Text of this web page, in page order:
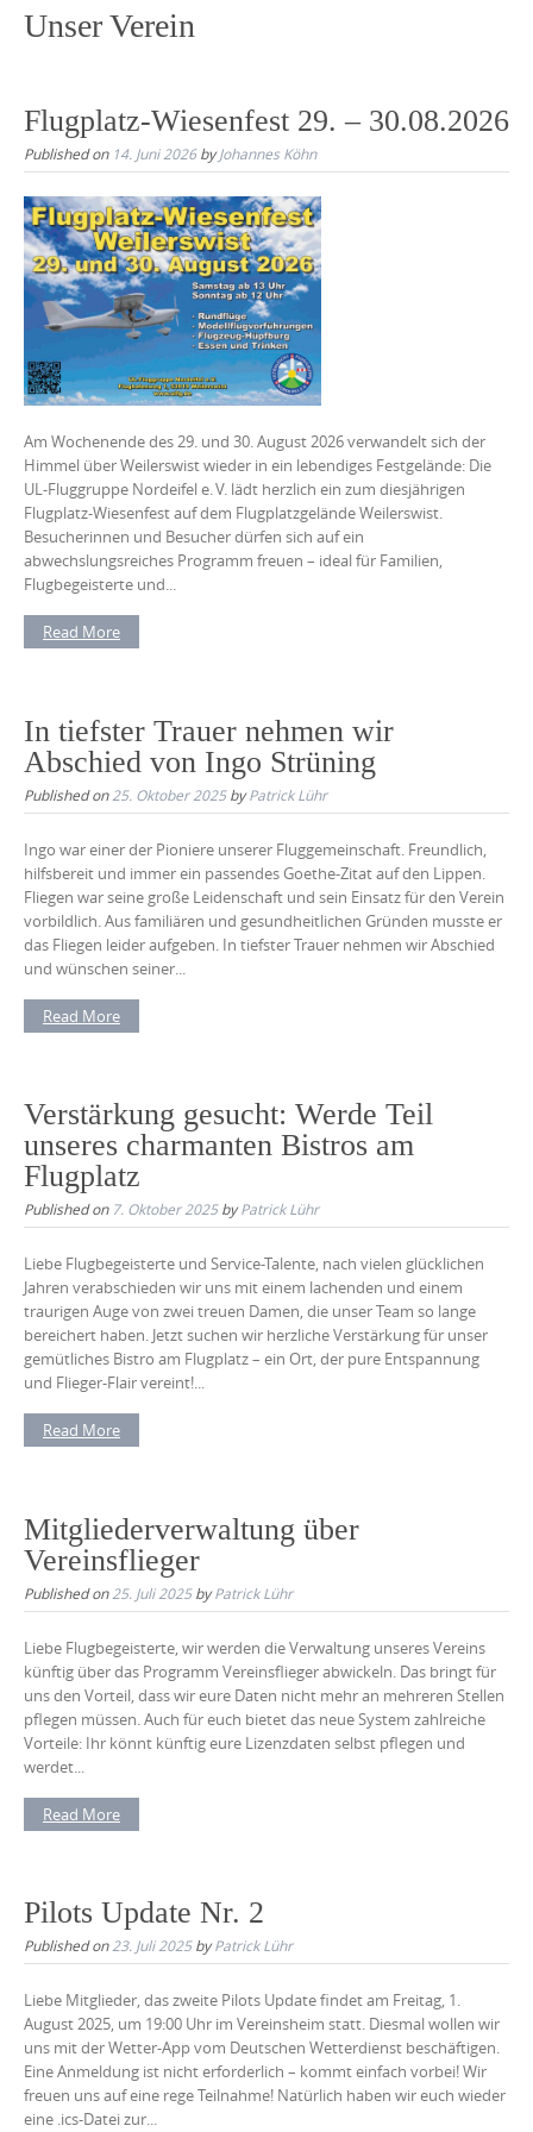
Unser Verein
Flugplatz-Wiesenfest 29. – 30.08.2026
Published on 14. Juni 2026byJohannes Köhn
Am Wochenende des 29. und 30. August 2026 verwandelt sich der
Himmel über Weilerswist wieder in ein lebendiges Festgelände: Die
UL-Fluggruppe Nordeifel e. V. lädt herzlich ein zum diesjährigen
Flugplatz-Wiesenfest auf dem Flugplatzgelände Weilerswist.
Besucherinnen und Besucher dürfen sich auf ein
abwechslungsreiches Programm freuen – ideal für Familien,
Flugbegeisterte und...
Read More
In tiefster Trauer nehmen wir
Abschied von Ingo Strüning
Published on25. Oktober 2025byPatrick Lühr
Ingo war einer der Pioniere unserer Fluggemeinschaft. Freundlich,
hilfsbereit und immer ein passendes Goethe-Zitat auf den Lippen.
Fliegen war seine große Leidenschaft und sein Einsatz für den Verein
vorbildlich. Aus familiären und gesundheitlichen Gründen musste er
das Fliegen leider aufgeben. In tiefster Trauer nehmen wir Abschied
und wünschen seiner...
Read More
Verstärkung gesucht: Werde Teil
unseres charmanten Bistros am
Flugplatz
Published on 7. Oktober 2025byPatrick Lühr
Liebe Flugbegeisterte und Service-Talente, nach vielen glücklichen
Jahren verabschieden wir uns mit einem lachenden und einem
traurigen Auge von zwei treuen Damen, die unser Team so lange
bereichert haben. Jetzt suchen wir herzliche Verstärkung für unser
gemütliches Bistro am Flugplatz – ein Ort, der pure Entspannung
und Flieger-Flair vereint!...
Read More
Mitgliederverwaltung über
Vereinsflieger
Published on25. Juli 2025byPatrick Lühr
Liebe Flugbegeisterte, wir werden die Verwaltung unseres Vereins
künftig über das Programm Vereinsflieger abwickeln. Das bringt für
uns den Vorteil, dass wir eure Daten nicht mehr an mehreren Stellen
pflegen müssen. Auch für euch bietet das neue System zahlreiche
Vorteile: Ihr könnt künftig eure Lizenzdaten selbst pflegen und
werdet...
Read More
Pilots Update Nr. 2
Published on23. Juli 2025byPatrick Lühr
Liebe Mitglieder, das zweite Pilots Update findet am Freitag, 1.
August 2025, um 19:00 Uhr im Vereinsheim statt. Diesmal wollen wir
uns mit der Wetter-App vom Deutschen Wetterdienst beschäftigen.
Eine Anmeldung ist nicht erforderlich – kommt einfach vorbei! Wir
freuen uns auf eine rege Teilnahme! Natürlich haben wir euch wieder
eine .ics-Datei zur...